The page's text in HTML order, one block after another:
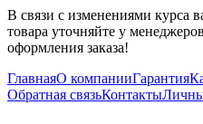
В связи с изменениями курса
товара уточняйте у
оформления заказа!
ГлавнаяО компанииГарантия
Обратная связьКонтакты